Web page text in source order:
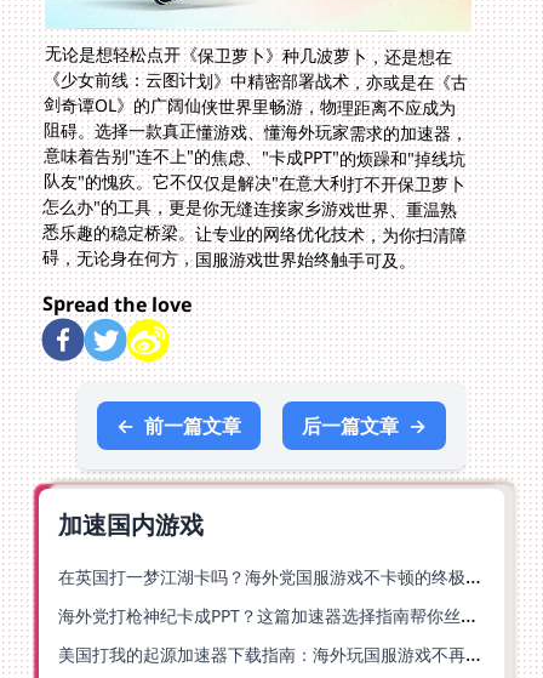
无论是想轻松点开《保卫萝卜》种几波萝卜，还是想在
《少女前线：云图计划》中精密部署战术，亦或是在《古
剑奇谭OL》的广阔仙侠世界里畅游，物理距离不应成为
阻碍。选择一款真正懂游戏、懂海外玩家需求的加速器，
意味着告别"连不上"的焦虑、"卡成PPT"的烦躁和"掉线坑
队友"的愧疚。它不仅仅是解决"在意大利打不开保卫萝卜
怎么办"的工具，更是你无缝连接家乡游戏世界、重温熟
悉乐趣的稳定桥梁。让专业的网络优化技术，为你扫清障
碍，无论身在何方，国服游戏世界始终触手可及。
Spread the love
← 前一篇文章 后一篇文章 →
加速国内游戏
在英国打一梦江湖卡吗？海外党国服游戏不卡顿的终极解法
海外党打枪神纪卡成PPT？这篇加速器选择指南帮你丝滑上分
美国打我的起源加速器下载指南：海外玩国服游戏不再卡的终极方案